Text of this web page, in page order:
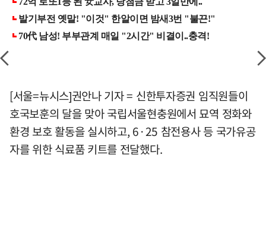
[서울=뉴시스]권안나 기자 = 신한투자증권 임직원들이
호국보훈의 달을 맞아 국립서울현충원에서 묘역 정화와
환경 보호 활동을 실시하고, 6·25 참전용사 등 국가유공
자를 위한 식료품 키트를 전달했다.